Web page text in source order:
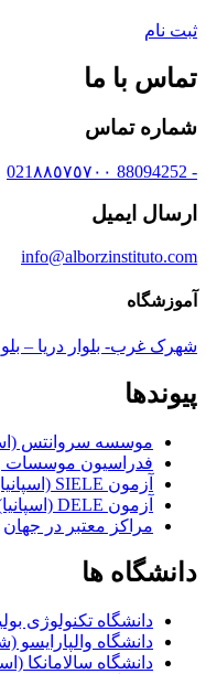
ثبت نام
تماس با ما
شماره تماس
- 88094252 021٨٨٥٧٥٧٠٠
ارسال ایمیل
info@alborzinstituto.com
آموزشگاه
شهرک غرب- بلوار دریا – بلوار
پیوندها
موسسه سروانتس
فدراسیون موسسات
آزمون SIELE (اسپانیا)
آزمون DELE (اسپانیا)
مراکز معتبر در جهان
دانشگاه ها
دانشگاه تکنولوژی
دانشگاه والپارایسو
دانشگاه سالامانکا